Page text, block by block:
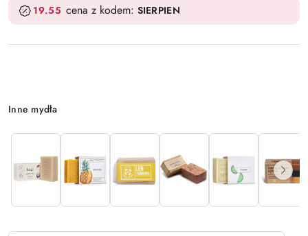
19.55 cena z kodem: SIERPIEN
Wariant
Inne mydła